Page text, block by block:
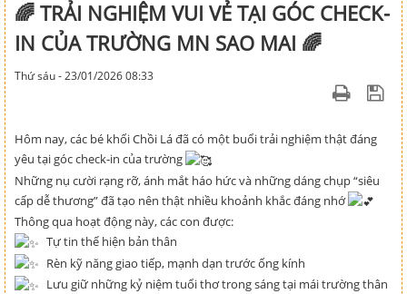
🌈 TRẢI NGHIỆM VUI VẺ TẠI GÓC CHECK-
IN CỦA TRƯỜNG MN SAO MAI 🌈
Thứ sáu - 23/01/2026 08:33
Hôm nay, các bé khối Chồi Lá đã có một buổi trải nghiệm thật đáng
yêu tại góc check-in của trường
Những nụ cười rạng rỡ, ánh mắt háo hức và những dáng chụp “siêu
cấp dễ thương” đã tạo nên thật nhiều khoảnh khắc đáng nhớ
Thông qua hoạt động này, các con được:
Tự tin thể hiện bản thân
Rèn kỹ năng giao tiếp, mạnh dạn trước ống kính
Lưu giữ những kỷ niệm tuổi thơ trong sáng tại mái trường thân